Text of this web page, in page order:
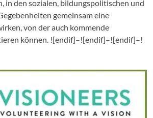
in den sozialen, bildungspolitischen und
gemeinsam eine
von der auch kommende
können. ![endif]–![endif]–![endif]–!